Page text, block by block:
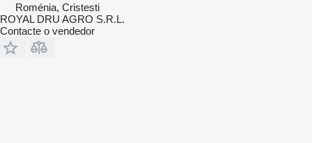
Roménia, Cristesti
ROYAL DRU AGRO S.R.L.
Contacte o vendedor